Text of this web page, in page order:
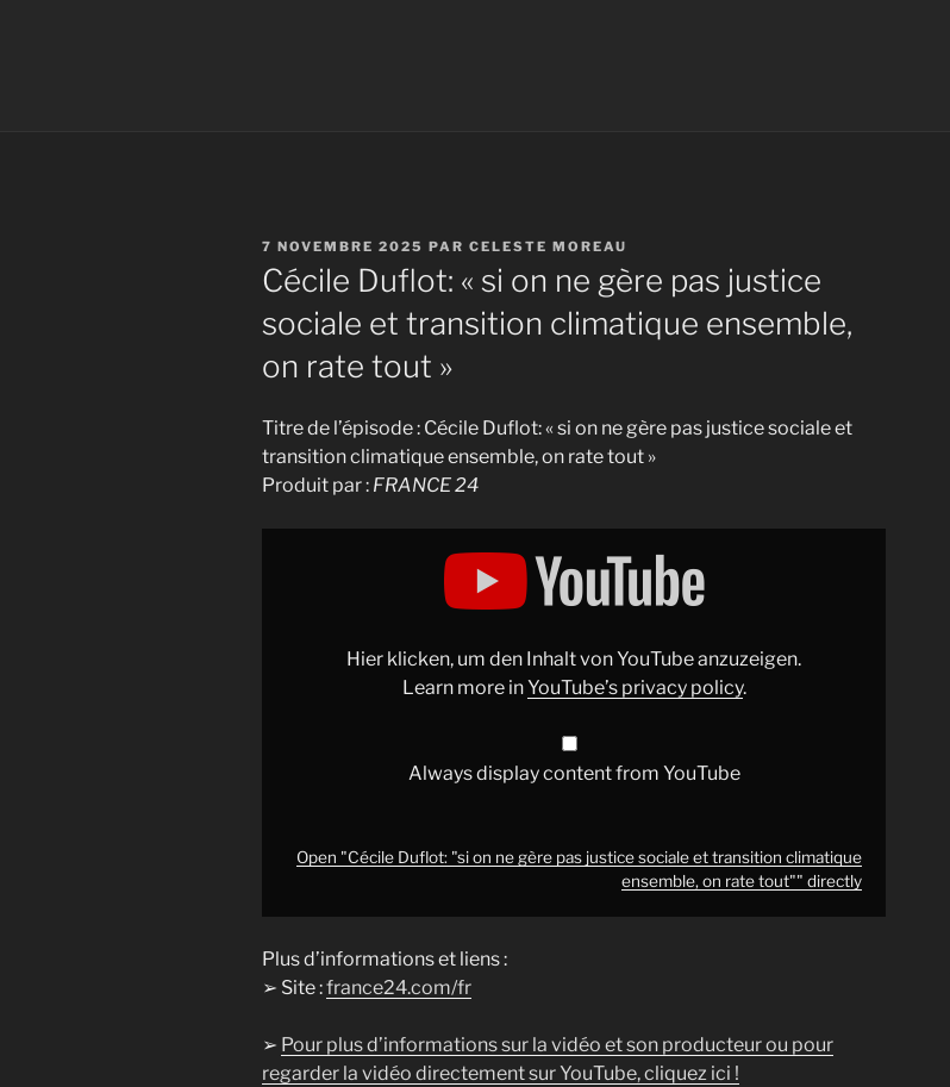
PUBLIÉ
LE
7 NOVEMBRE 2025 PAR CELESTE MOREAU
Cécile Duflot: « si on ne gère pas justice
sociale et transition climatique ensemble,
on rate tout »
Titre de l’épisode : Cécile Duflot: « si on ne gère pas justice sociale et
transition climatique ensemble, on rate tout »
Produit par : FRANCE 24
transition
ensemble,
rate
tout""
YouTube
Hier klicken, um den Inhalt von YouTube anzuzeigen.
Learn more inYouTube’s privacy policy.
Always display content from YouTube
Open "Cécile Duflot: "si on ne gère pas justice sociale et transition climatique
ensemble, on rate tout"" directly
Plus d’informations et liens :
➢ Site :france24.com/fr
➢ Pour plus d’informations sur la vidéo et son producteur ou pour
regarder la vidéo directement sur YouTube, cliquez ici !